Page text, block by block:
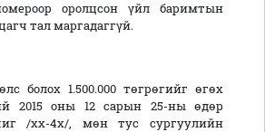
оролцсон үйл баримтын
тал маргадаггүй.
болох 1.500.000 төгрөгийг өгөх
2015 оны 12 сарын 25-ны өдөр
/хх-4х/, мөн тус сургуулийн